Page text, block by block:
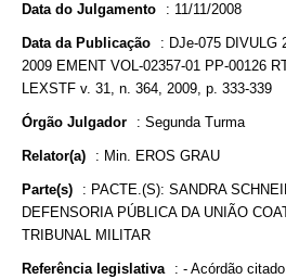
Data do Julgamento : 11/11/2008
Data da Publicação : DJe-075 DIVULG
2009 EMENT VOL-02357-01 PP-00126
LEXSTF v. 31, n. 364, 2009, p. 333-339
Órgão Julgador : Segunda Turma
Relator(a) : Min. EROS GRAU
Parte(s) : PACTE.(S): SANDRA
DEFENSORIA PÚBLICA DA UNIÃO
TRIBUNAL MILITAR
Referência legislativa : - Acórdão